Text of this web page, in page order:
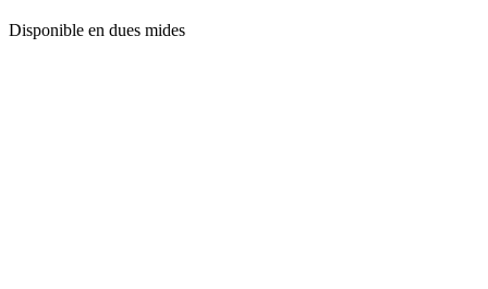
Disponible en dues mides